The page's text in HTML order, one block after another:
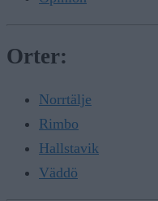
Orter:
Norrtälje
Rimbo
Hallstavik
Väddö